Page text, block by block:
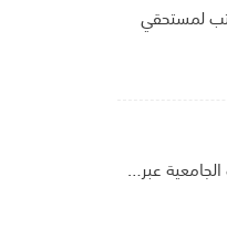
لمستحقي
عبر…